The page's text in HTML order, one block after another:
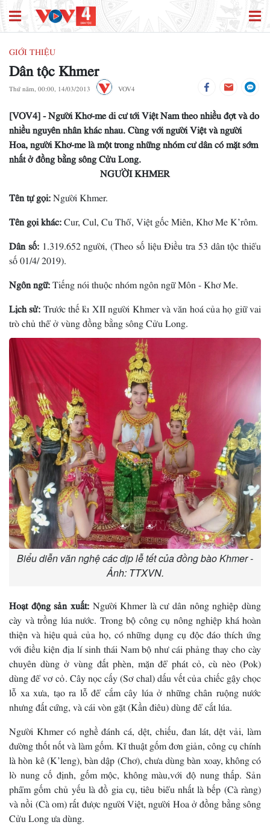
GIỚI THIỆU
Dân tộc Khmer
Thứ năm, 00:00, 14/03/2013 VOV4
[VOV4] - Người Khơ-me di cư tới Việt Nam theo nhiều đợt và do
nhiều nguyên nhân khác nhau. Cùng với người Việt và người
Hoa, người Khơ-me là một trong những nhóm cư dân có mặt sớm
nhất ở đồng bằng sông Cửu Long.
NGƯỜI KHMER
Tên tự gọi:Người Khmer.
Tên gọi khác:Cur, Cul, Cu Thổ, Việt gốc Miên, Khơ Me K’rôm.
Dân số: 1.319.652 người, (Theo số liệu Điều tra 53 dân tộc thiểu
số 01/4/ 2019).
Ngôn ngữ:Tiếng nói thuộc nhóm ngôn ngữ Môn - Khơ Me.
Lịch sử:Trước thế kỉ XII người Khmer và văn hoá của họ giữ vai
trò chủ thể ở vùng đồng bằng sông Cửu Long.
Biểu diễn văn nghệ các dịp lễ tết của đồng bào Khmer -
Ảnh: TTXVN.
Hoạt động sản xuất:Người Khmer là cư dân nông nghiệp dùng
cày và trồng lúa nước. Trong bộ công cụ nông nghiệp khá hoàn
thiện và hiệu quả của họ, có những dụng cụ độc đáo thích ứng
với điều kiện địa lí sinh thái Nam bộ như cái phảng thay cho cày
chuyên dùng ở vùng đất phèn, mặn để phát cỏ, cù nèo (Pok)
dùng để vơ cỏ. Cây nọc cấy (Sơ chal) dấu vết của chiếc gậy chọc
lỗ xa xưa, tạo ra lỗ để cắm cây lúa ở những chân ruộng nước
nhưng đất cứng, và cái vòn gặt (Kần điêu) dùng để cắt lúa.
Người Khmer có nghề đánh cá, dệt, chiếu, đan lát, dệt vải, làm
đường thốt nốt và làm gốm. Kĩ thuật gốm đơn giản, công cụ chính
là hòn kê (K’leng), bàn dập (Chơ), chưa dùng bàn xoay, không có
lò nung cố định, gốm mộc, không màu,với độ nung thấp. Sản
phẩm gốm chủ yếu là đồ gia cụ, tiêu biểu nhất là bếp (Cà ràng)
và nồi (Cà om) rất được người Việt, người Hoa ở đồng bằng sông
Cửu Long ưa dùng.